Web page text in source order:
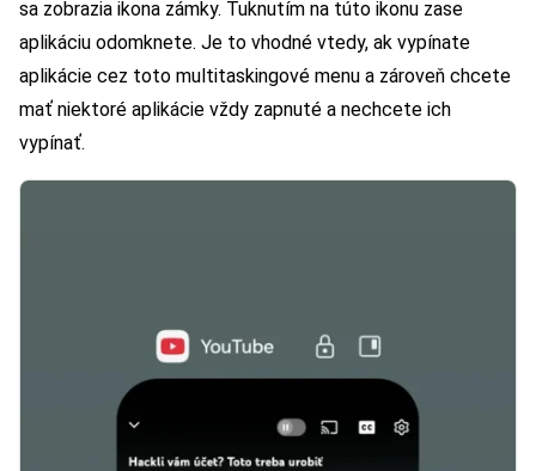
sa zobrazia ikona zámky. Ťuknutím na túto ikonu zase
aplikáciu odomknete. Je to vhodné vtedy, ak vypínate
aplikácie cez toto multitaskingové menu a zároveň chcete
mať niektoré aplikácie vždy zapnuté a nechcete ich
vypínať.